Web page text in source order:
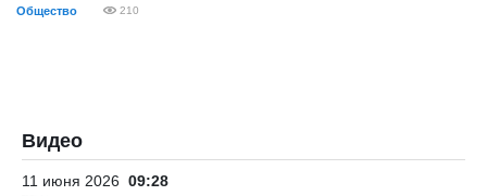
Общество 210
Видео
11 июня 2026 09:28